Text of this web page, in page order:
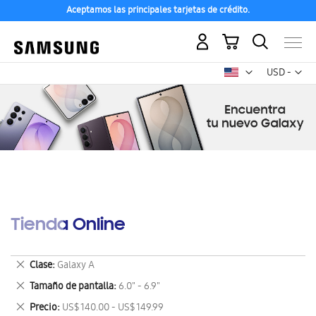
Aceptamos las principales tarjetas de crédito.
USD -
dólar
Mi carrito
Tienda Online
Clase Galaxy A
Eliminar
este
artículo
Tamaño de pantalla 6.0" - 6.9"
Eliminar
este
Precio US$ 140.00 - US$ 149.99
Eliminar